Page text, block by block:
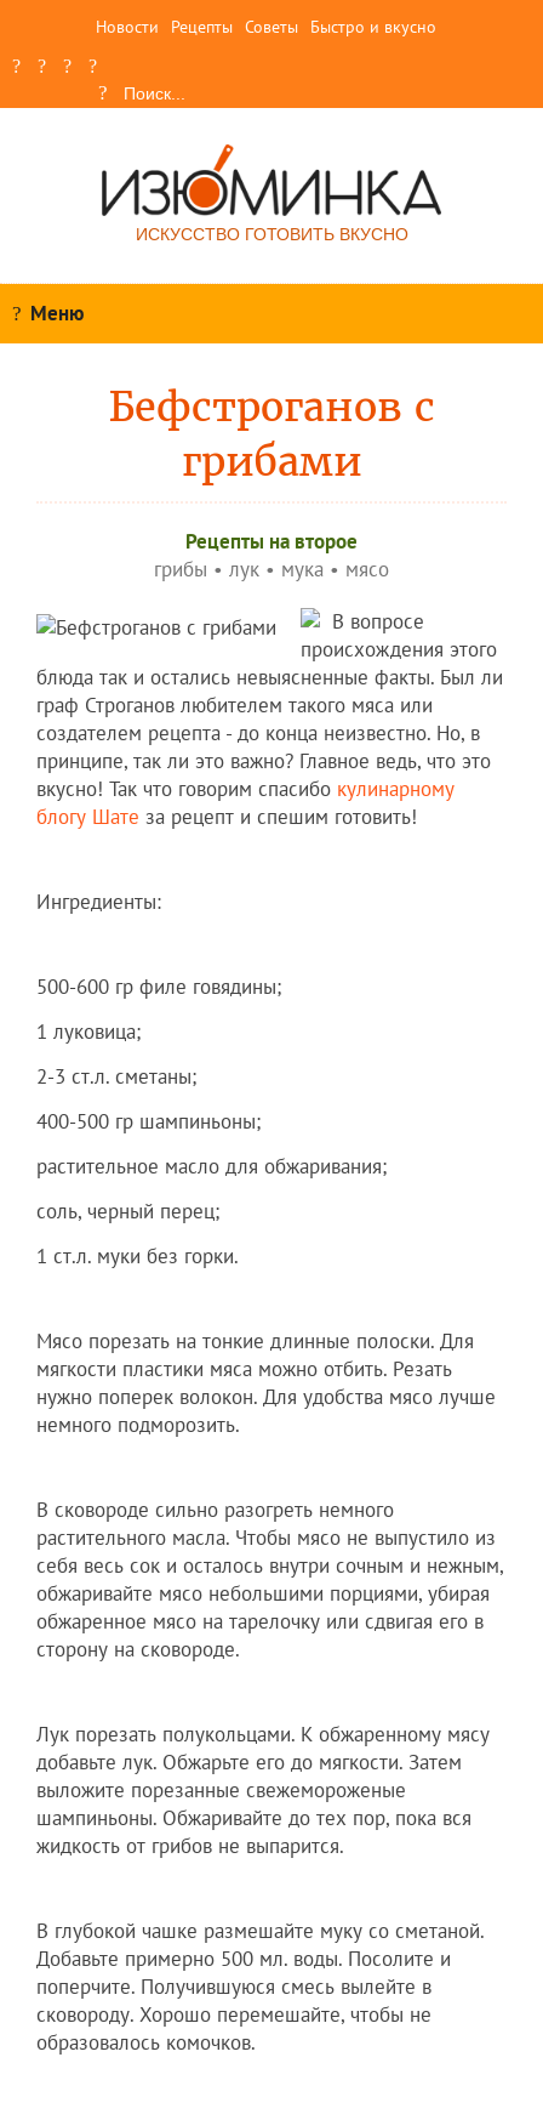
Новости Рецепты Советы Быстро и вкусно
ИСКУССТВО ГОТОВИТЬ ВКУСНО
Меню
Бефстроганов с
грибами
Рецепты на второе
грибы • лук • мука • мясо
В вопросе
происхождения этого
блюда так и остались невыясненные факты. Был ли
граф Строганов любителем такого мяса или
создателем рецепта - до конца неизвестно. Но, в
принципе, так ли это важно? Главное ведь, что это
вкусно! Так что говорим спасибо кулинарному
блогу Шате за рецепт и спешим готовить!
Ингредиенты:
500-600 гр филе говядины;
1 луковица;
2-3 ст.л. сметаны;
400-500 гр шампиньоны;
растительное масло для обжаривания;
соль, черный перец;
1 ст.л. муки без горки.
Мясо порезать на тонкие длинные полоски. Для
мягкости пластики мяса можно отбить. Резать
нужно поперек волокон. Для удобства мясо лучше
немного подморозить.
В сковороде сильно разогреть немного
растительного масла. Чтобы мясо не выпустило из
себя весь сок и осталось внутри сочным и нежным,
обжаривайте мясо небольшими порциями, убирая
обжаренное мясо на тарелочку или сдвигая его в
сторону на сковороде.
Лук порезать полукольцами. К обжаренному мясу
добавьте лук. Обжарьте его до мягкости. Затем
выложите порезанные свежемороженые
шампиньоны. Обжаривайте до тех пор, пока вся
жидкость от грибов не выпарится.
В глубокой чашке размешайте муку со сметаной.
Добавьте примерно 500 мл. воды. Посолите и
поперчите. Получившуюся смесь вылейте в
сковороду. Хорошо перемешайте, чтобы не
образовалось комочков.